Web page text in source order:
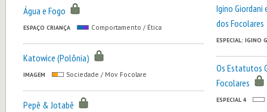
Água e Fogo
ESPAÇO CRIANÇA Comportamento / Ética
Igino Giordani
dos Focolares
ESPECIAL: IGINO
Katowice (Polônia)
IMAGEM Sociedade / Mov. Focolare
Os Estatutos
Focolares
ESPECIAL 4
Pepê & Jotabê